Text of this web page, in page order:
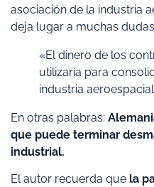
asociación de la industria
deja lugar a muchas
«El dinero de los
utilizaría para
industria
En otras palabras:
que puede terminar
industrial.
El autor recuerda que la